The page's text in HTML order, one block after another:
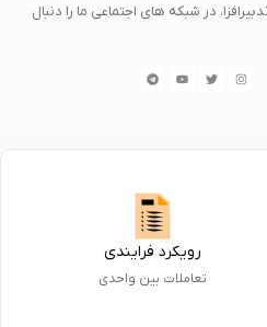
در شبکه های اجتماعی ما را دنبال
رویکرد فرایندی
تعاملات بین واحدی